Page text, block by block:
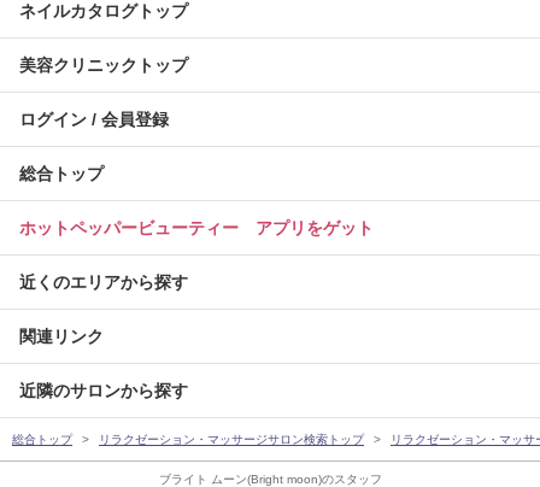
ブライト ムーン(Bright moon)のスタッフ
ネイルカタログトップ
美容クリニックトップ
ログイン / 会員登録
総合トップ
ホットペッパービューティー アプリをゲット
近くのエリアから探す
関連リンク
近隣のサロンから探す
総合トップ リラクゼーション・マッサージサロン検索トップ リラクゼーション・マッ